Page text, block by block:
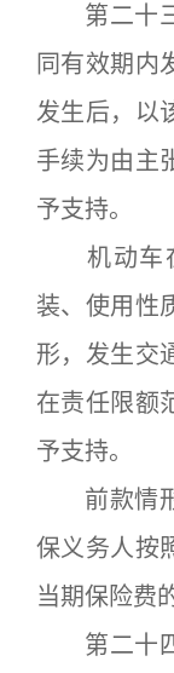
第二十三
同有效期内
发生后，以
手续为由主
予支持。
机动车在
装、使用性
形，发生交
在责任限额
予支持。
前款情形
保义务人按
当期保险费
第二十四